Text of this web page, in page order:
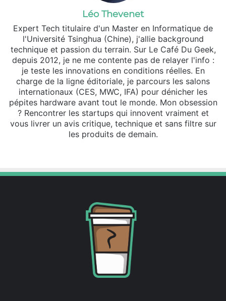
Léo Thevenet
Expert Tech titulaire d'un Master en Informatique de
l'Université Tsinghua (Chine), j'allie background
technique et passion du terrain. Sur Le Café Du Geek,
depuis 2012, je ne me contente pas de relayer l'info :
je teste les innovations en conditions réelles. En
charge de la ligne éditoriale, je parcours les salons
internationaux (CES, MWC, IFA) pour dénicher les
pépites hardware avant tout le monde. Mon obsession
? Rencontrer les startups qui innovent vraiment et
vous livrer un avis critique, technique et sans filtre sur
les produits de demain.